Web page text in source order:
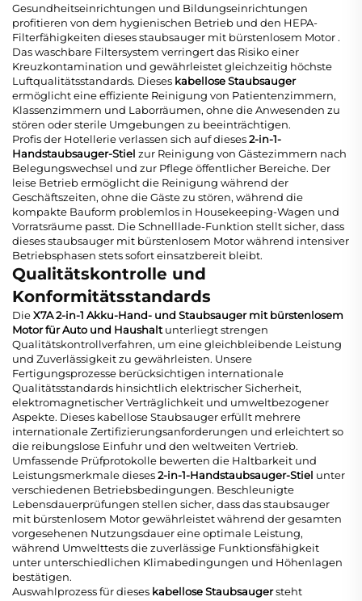
Gesundheitseinrichtungen und Bildungseinrichtungen
profitieren von dem hygienischen Betrieb und den HEPA-
Filterfähigkeiten diesesstaubsauger mit bürstenlosem Motor .
Das waschbare Filtersystem verringert das Risiko einer
Kreuzkontamination und gewährleistet gleichzeitig höchste
Luftqualitätsstandards. Dieses kabellose Staubsauger
ermöglicht eine effiziente Reinigung von Patientenzimmern,
Klassenzimmern und Laborräumen, ohne die Anwesenden zu
stören oder sterile Umgebungen zu beeinträchtigen.
Profis der Hotellerie verlassen sich auf dieses2-in-1-
Handstaubsauger-Stiel zur Reinigung von Gästezimmern nach
Belegungswechsel und zur Pflege öffentlicher Bereiche. Der
leise Betrieb ermöglicht die Reinigung während der
Geschäftszeiten, ohne die Gäste zu stören, während die
kompakte Bauform problemlos in Housekeeping-Wagen und
Vorratsräume passt. Die Schnelllade-Funktion stellt sicher, dass
diesesstaubsauger mit bürstenlosem Motorwährend intensiver
Betriebsphasen stets sofort einsatzbereit bleibt.
Qualitätskontrolle und
Konformitätsstandards
DieX7A 2-in-1 Akku-Hand- und Staubsauger mit bürstenlosem
Motor für Auto und Haushalt unterliegt strengen
Qualitätskontrollverfahren, um eine gleichbleibende Leistung
und Zuverlässigkeit zu gewährleisten. Unsere
Fertigungsprozesse berücksichtigen internationale
Qualitätsstandards hinsichtlich elektrischer Sicherheit,
elektromagnetischer Verträglichkeit und umweltbezogener
Aspekte. Dieses kabellose Staubsaugererfüllt mehrere
internationale Zertifizierungsanforderungen und erleichtert so
die reibungslose Einfuhr und den weltweiten Vertrieb.
Umfassende Prüfprotokolle bewerten die Haltbarkeit und
Leistungsmerkmale dieses2-in-1-Handstaubsauger-Stiel unter
verschiedenen Betriebsbedingungen. Beschleunigte
Lebensdauerprüfungen stellen sicher, dass dasstaubsauger
mit bürstenlosem Motorgewährleistet während der gesamten
vorgesehenen Nutzungsdauer eine optimale Leistung,
während Umwelttests die zuverlässige Funktionsfähigkeit
unter unterschiedlichen Klimabedingungen und Höhenlagen
bestätigen.
Auswahlprozess für dieses kabellose Staubsaugersteht